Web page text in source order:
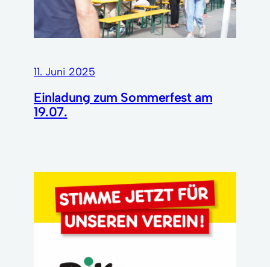
11. Juni 2025
Einladung zum Sommerfest am
19.07.